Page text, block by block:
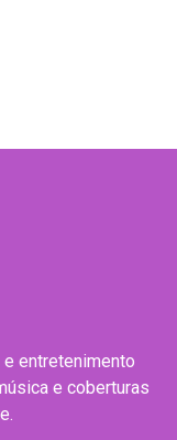
entretenimento
e coberturas